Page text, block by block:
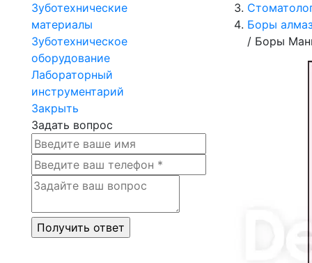
Зуботехнические
материалы
Зуботехническое
оборудование
Лабораторный
инструментарий
Закрыть
Задать вопрос
Боры
/ Боры